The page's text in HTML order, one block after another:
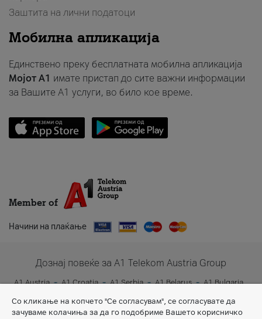
Заштита на лични податоци
Мобилна апликација
Единствено преку бесплатната мобилна апликација
Мојот A1 имате пристап до сите важни информации
за Вашите A1 услуги, во било кое време.
Member of
Начини на плаќање
Дознај повеќе за A1 Telekom Austria Group
A1 Austria A1 Croatia A1 Serbia A1 Belarus
A1 Bulgaria
A1 Slovenia
A1 Digital
Со кликање на копчето "Се согласувам", се согласувате да
зачуваме колачиња за да го подобриме Вашето корисничко